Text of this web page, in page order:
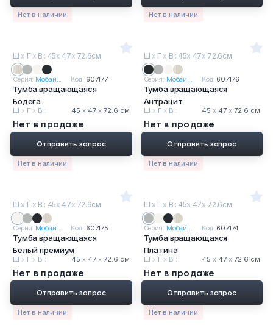
Нет в наличии Нет в наличии
Ш х Г х В : 45х 47х 72.6см
Серия: Мобай... Код: 607177
Тумба вращающаяся
Бодега
Ш х Г х В : 45 х47 х72.6 см
Нет в продаже
Нет в наличии
Отправить запрос
Ш х Г х В : 45х 47х 72.6см
Серия: Мобай... Код: 607176
Тумба вращающаяся
Антрацит
Ш х Г х В : 45 х 47 х 72.6 см
Нет в продаже
Нет в наличии
Отправить запрос
Ш х Г х В : 45х 47х 72.6см
Серия: Мобай... Код: 607175
Тумба вращающаяся
Белый премиум
Ш х Г х В : 45 х47 х72.6 см
Нет в продаже
Нет в наличии
Отправить запрос
Ш х Г х В : 45х 47х 72.6см
Серия: Мобай... Код: 607174
Тумба вращающаяся
Платина
Ш х Г х В : 45 х 47 х 72.6 см
Нет в продаже
Нет в наличии
Отправить запрос